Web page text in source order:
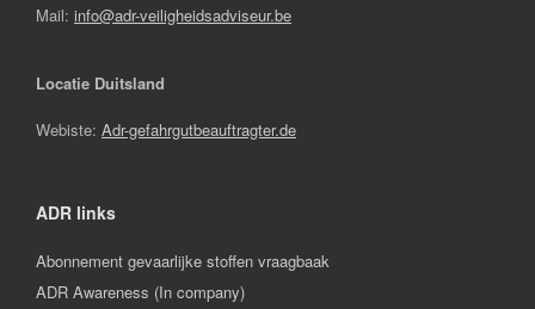
Mail: info@adr-veiligheidsadviseur.be
Locatie Duitsland
Webiste: Adr-gefahrgutbeauftragter.de
ADR links
Abonnement gevaarlijke stoffen vraagbaak
ADR Awareness (In company)